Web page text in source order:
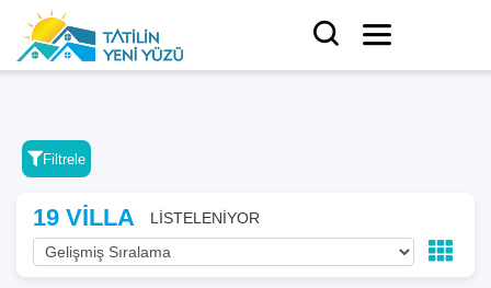
Filtrele
19 VİLLA LİSTELENİYOR